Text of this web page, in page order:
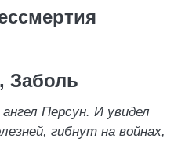
Заболь
Персун. И увидел
гибнут на войнах,